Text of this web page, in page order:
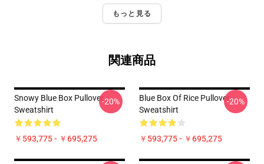
もっと見る
関連商品
Snowy Blue Box Pullover
Sweatshirt
￥593,775 - ￥695,275
-20%
Blue Box Of Rice Pullover
Sweatshirt
￥593,775 - ￥695,275
-20%